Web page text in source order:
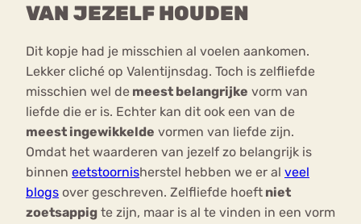
VAN JEZELF HOUDEN
Dit kopje had je misschien al voelen aankomen.
Lekker cliché op Valentijnsdag. Toch is zelfliefde
misschien wel de meest belangrijke vorm van
liefde die er is. Echter kan dit ook een van de
meest ingewikkelde vormen van liefde zijn.
Omdat het waarderen van jezelf zo belangrijk is
binnen eetstoornisherstel hebben we er al veel
blogs over geschreven. Zelfliefde hoeft niet
zoetsappig te zijn, maar is al te vinden in een vorm